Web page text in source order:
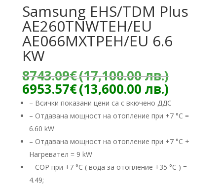
Samsung EHS/TDM Plus
AE260TNWTEH/EU
AE066MXTPEH/EU 6.6
KW
8743.09€(17,100.00 лв.)
6953.57€(13,600.00 лв.)
цена
е:
лв.).
– Всички показани цени са с вкючено ДДС
– Отдавана мощност на отопление при +7 °C =
6.60 kW
– Отдавана мощност на отопление при +7 °C +
Нагревател = 9 kW
– COP при +7 °C ( вода за отопление +35 °C ) =
4.49;